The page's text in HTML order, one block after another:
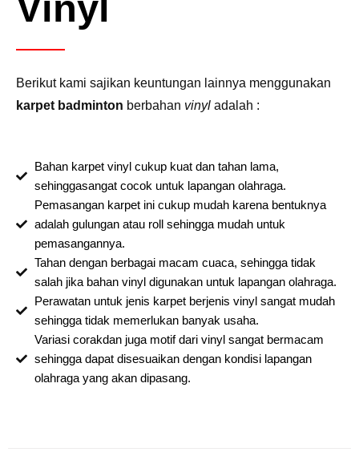
Berikut kami sajikan keuntungan lainnya menggunakan
karpet badminton berbahan vinyl adalah :
Bahan karpet vinyl cukup kuat dan tahan lama,
sehinggasangat cocok untuk lapangan olahraga.
Pemasangan karpet ini cukup mudah karena bentuknya
adalah gulungan atau roll sehingga mudah untuk
pemasangannya.
Tahan dengan berbagai macam cuaca, sehingga tidak
salah jika bahan vinyl digunakan untuk lapangan olahraga.
Perawatan untuk jenis karpet berjenis vinyl sangat mudah
sehingga tidak memerlukan banyak usaha.
Variasi corakdan juga motif dari vinyl sangat bermacam
sehingga dapat disesuaikan dengan kondisi lapangan
olahraga yang akan dipasang.